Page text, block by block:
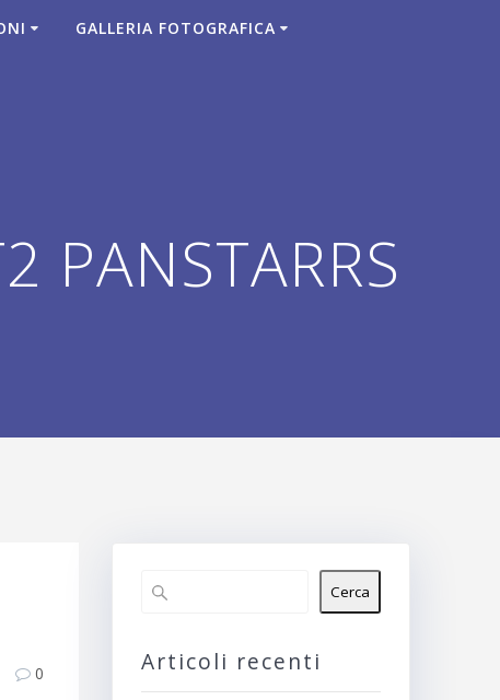
GALLERIA FOTOGRAFICA
PANSTARRS
0
Cerca
Articoli recenti